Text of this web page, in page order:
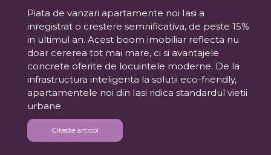
Piata de vanzari apartamente noi Iasi a
inregistrat o crestere semnificativa, de peste 15%
in ultimul an. Acest boom imobiliar reflecta nu
doar cererea tot mai mare, ci si avantajele
concrete oferite de locuintele moderne. De la
infrastructura inteligenta la solutii eco-friendly,
apartamentele noi din Iasi ridica standardul vietii
urbane.
Citeste articol